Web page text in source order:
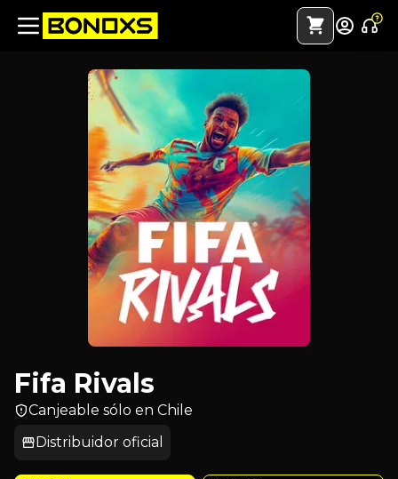
Fifa Rivals
Canjeable sólo en Chile
Distribuidor oficial